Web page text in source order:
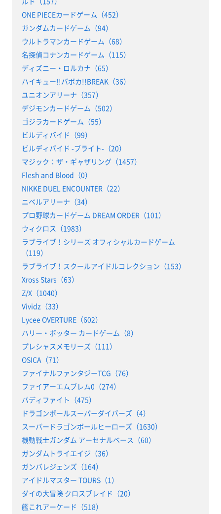
ONE PIECEカードゲーム（452）
ガンダムカードゲーム（94）
ウルトラマンカードゲーム（68）
名探偵コナンカードゲーム（115）
ディズニー・ロルカナ（65）
ハイキュー!!バボカ!!BREAK（36）
ユニオンアリーナ（357）
デジモンカードゲーム（502）
ゴジラカードゲーム（55）
ビルディバイド（99）
ビルディバイド -ブライト-（20）
マジック：ザ・ギャザリング（1457）
Flesh and Blood（0）
NIKKE DUEL ENCOUNTER（22）
ニベルアリーナ（34）
プロ野球カードゲーム DREAM ORDER（101）
ウィクロス（1983）
ラブライブ！シリーズ オフィシャルカードゲーム
（119）
ラブライブ！スクールアイドルコレクション（153）
Xross Stars（63）
Z/X（1040）
Vividz（33）
Lycee OVERTURE（602）
ハリー・ポッター カードゲーム（8）
プレシャスメモリーズ（111）
OSICA（71）
ファイナルファンタジーTCG（76）
ファイアーエムブレム0（274）
バディファイト（475）
ドラゴンボールスーパーダイバーズ（4）
スーパードラゴンボールヒーローズ（1630）
機動戦士ガンダム アーセナルベース（60）
ガンダムトライエイジ（36）
ガンバレジェンズ（164）
アイドルマスター TOURS（1）
ダイの大冒険 クロスブレイド（20）
艦これアーケード（518）